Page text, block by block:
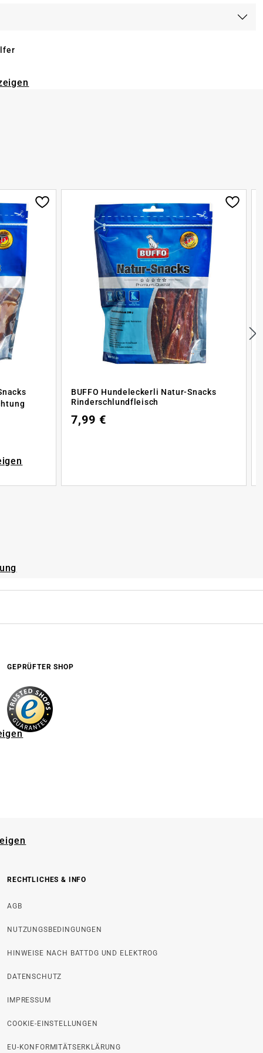
BUFFO Hundeleckerli Natur-Snacks
Rinderschlundfleisch
7,99 €
GEPRÜFTER SHOP
RECHTLICHES & INFO
AGB
NUTZUNGSBEDINGUNGEN
HINWEISE NACH BATTDG UND ELEKTROG
DATENSCHUTZ
IMPRESSUM
COOKIE-EINSTELLUNGEN
EU-KONFORMITÄTSERKLÄRUNG